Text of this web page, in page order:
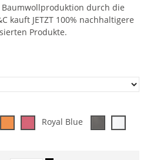
durch die
kauft JETZT 100% nachhaltigere
Produkte.
Royal Blue